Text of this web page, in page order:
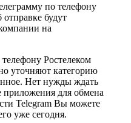
по телефону
отправке будут
на
Ростелеком
уточняют категорию
Нет нужды ждать
приложения для обмена
Telegram Вы можете
уже сегодня.